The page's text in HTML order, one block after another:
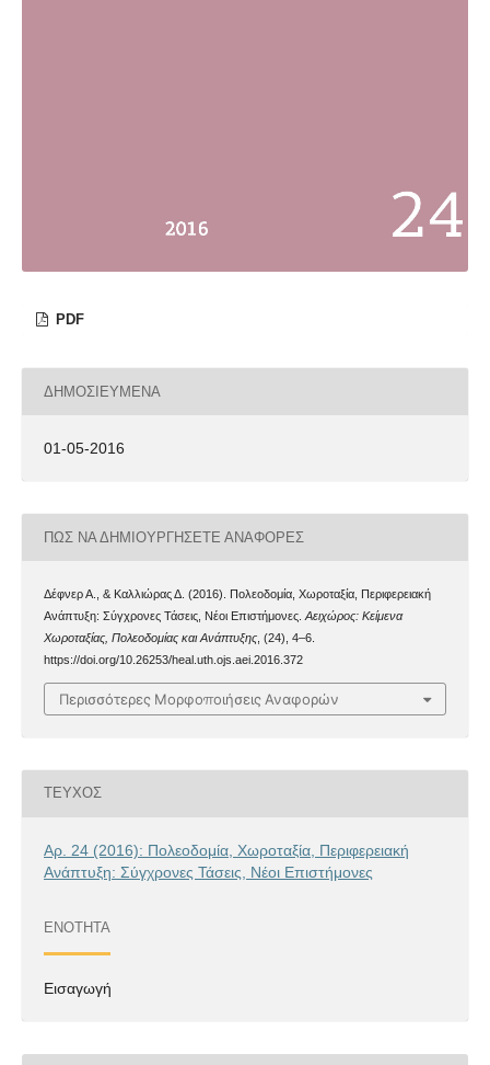
PDF
ΔΗΜΟΣΙΕΥΜΈΝΑ
01-05-2016
ΠΏΣ ΝΑ ΔΗΜΙΟΥΡΓΉΣΕΤΕ ΑΝΑΦΟΡΈΣ
Δέφνερ Α., & Καλλιώρας Δ. (2016). Πολεοδομία, Χωροταξία, Περιφερειακή
Ανάπτυξη: Σύγχρονες Τάσεις, Νέοι Επιστήμονες. Αειχώρος: Κείμενα
Χωροταξίας, Πολεοδομίας και Ανάπτυξης, (24), 4–6.
https://doi.org/10.26253/heal.uth.ojs.aei.2016.372
Περισσότερες Μορφοποιήσεις Αναφορών
ΤΕΎΧΟΣ
Αρ. 24 (2016): Πολεοδομία, Χωροταξία, Περιφερειακή
Ανάπτυξη: Σύγχρονες Τάσεις, Νέοι Επιστήμονες
ΕΝΌΤΗΤΑ
Εισαγωγή